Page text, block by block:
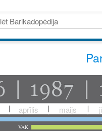
aprīlis maijs
VAK